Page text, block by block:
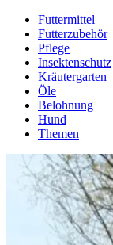
Futtermittel
Futterzubehör
Pflege
Insektenschutz
Kräutergarten
Öle
Belohnung
Hund
Themen